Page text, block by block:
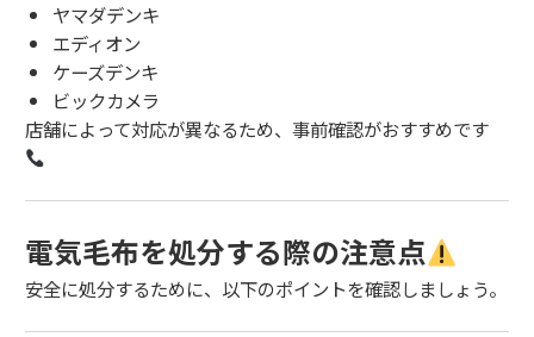
ヤマダデンキ
エディオン
ケーズデンキ
ビックカメラ
店舗によって対応が異なるため、事前確認がおすすめです
電気毛布を処分する際の注意点
安全に処分するために、以下のポイントを確認しましょう。